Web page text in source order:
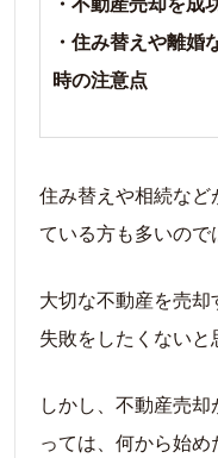
・住み替えや離
時の注意点
住み替えや相続な
ている方も多いので
大切な不動産を売
失敗をしたくないと
しかし、不動産売
っては、何から始